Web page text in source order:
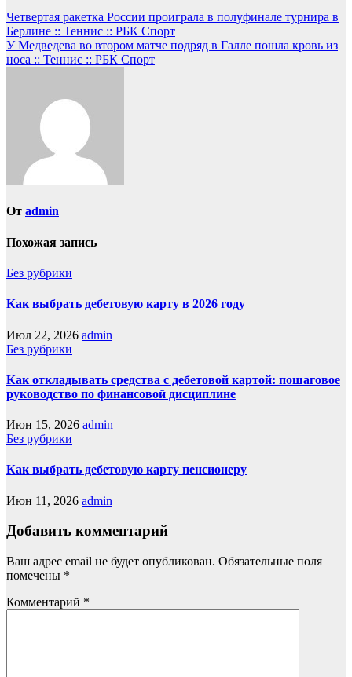
Четвертая ракетка России проиграла в полуфинале турнира в
Берлине :: Теннис :: РБК Спорт
У Медведева во втором матче подряд в Галле пошла кровь из
носа :: Теннис :: РБК Спорт
От admin
Похожая запись
Без рубрики
Как выбрать дебетовую карту в 2026 году
Июл 22, 2026 admin
Без рубрики
Как откладывать средства с дебетовой картой: пошаговое
руководство по финансовой дисциплине
Июн 15, 2026 admin
Без рубрики
Как выбрать дебетовую карту пенсионеру
Июн 11, 2026 admin
Добавить комментарий
Ваш адрес email не будет опубликован. Обязательные поля
помечены *
Комментарий *